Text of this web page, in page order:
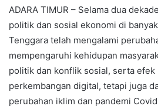
ADARA TIMUR – Selama dua
politik dan sosial ekonomi di
Tenggara telah mengalami
mempengaruhi kehidupan
politik dan konflik sosial, serta efek
perkembangan digital, tetapi juga
perubahan iklim dan pandemi